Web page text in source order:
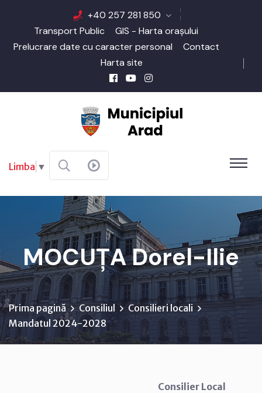
+40 257 281 850
Transport Public
GIS - Harta orașului
Prelucrare date cu caracter personal
Contact
Harta site
Limba ▼
MOCUȚA Dorel-Ilie
Prima pagină Consiliul
Consilieri locali
Mandatul 2024-2028
Consilier Local